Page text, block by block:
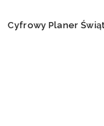
Cyfrowy Planer